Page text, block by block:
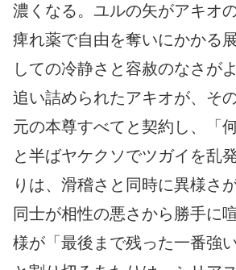
濃くなる。ユルの矢がアキオ
痺れ薬で自由を奪いにかかる
しての冷静さと容赦のなさが
追い詰められたアキオが、そ
元の本尊すべてと契約し、「
と半ばヤケクソでツガイを乱
りは、滑稽さと同時に異様さ
同士が相性の悪さから勝手に
様が「最後まで残った一番強